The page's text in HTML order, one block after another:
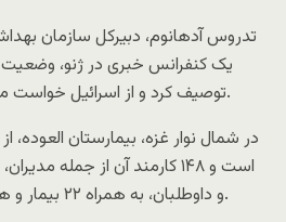
تدروس آدهانوم، دبیرکل سازمان
یک کنفرانس خبری در ژنو، وضعیت
توصیف کرد و از اسرائیل خواست محدودیت‌ها را کاهش دهد.
در شمال نوار غزه، بیمارستان العوده،
است و ۱۴۸ کارمند آن از جمله
و داوطلبان، به همراه ۲۲ بیمار و همراهانشان، گرفتار شده‌اند.